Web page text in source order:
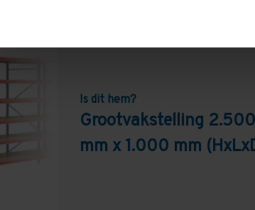
Is dit hem?
Grootvakstelling
mm x 1.000 mm